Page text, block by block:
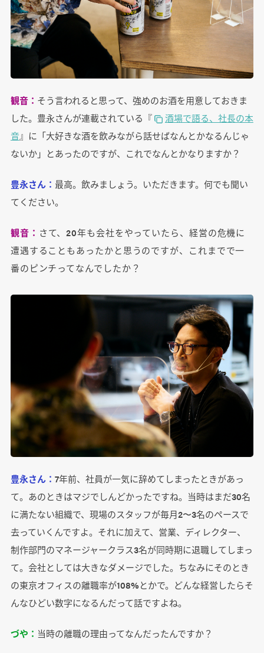
観音： そう言われると思って、強めのお酒を用意しておきま
した。豊永さんが連載されている『
酒場で語る、社長の本
音』に「大好きな酒を飲みながら話せばなんとかなるんじゃ
ないか」とあったのですが、これでなんとかなりますか？
豊永さん： 最高。飲みましょう。いただきます。何でも聞い
てください。
観音： さて、20年も会社をやっていたら、経営の危機に
遭遇することもあったかと思うのですが、これまでで一
番のピンチってなんでしたか？
豊永さん： 7年前、社員が一気に辞めてしまったときがあっ
て。あのときはマジでしんどかったですね。当時はまだ30名
に満たない組織で、現場のスタッフが毎月2〜3名のペースで
去っていくんですよ。それに加えて、営業、ディレクター、
制作部門のマネージャークラス3名が同時期に退職してしまっ
て。会社としては大きなダメージでした。ちなみにそのとき
の東京オフィスの離職率が108%とかで。どんな経営したらそ
んなひどい数字になるんだって話ですよね。
づや： 当時の離職の理由ってなんだったんですか？